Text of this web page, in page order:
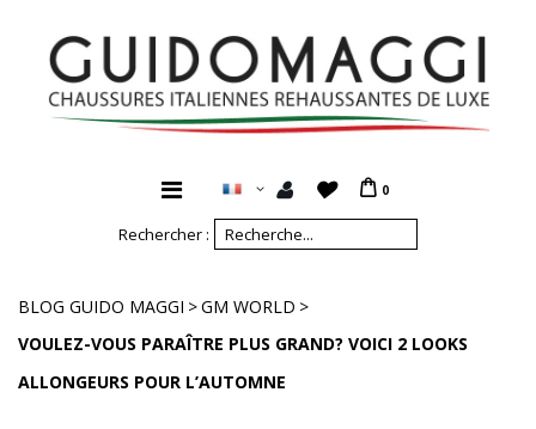
Rechercher :
0
BLOG GUIDO MAGGI >GM WORLD >
VOULEZ-VOUS PARAÎTRE PLUS GRAND? VOICI 2 LOOKS
ALLONGEURS POUR L’AUTOMNE